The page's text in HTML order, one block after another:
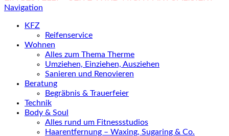
Navigation
KFZ
Reifenservice
Wohnen
Alles zum Thema Therme
Umziehen, Einziehen, Ausziehen
Sanieren und Renovieren
Beratung
Begräbnis & Trauerfeier
Technik
Body & Soul
Alles rund um Fitnessstudios
Haarentfernung – Waxing, Sugaring & Co.